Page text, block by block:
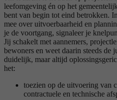
leefomgeving én op het
bent van begin tot eind betrokken.
mee over uitvoerbaarheid en
je de voortgang, signaleer je
Jij schakelt met aannemers,
bewoners en weet daarin steeds de
duidelijk, maar altijd
het:
toezien op de uitvoering van
contractuele en technische